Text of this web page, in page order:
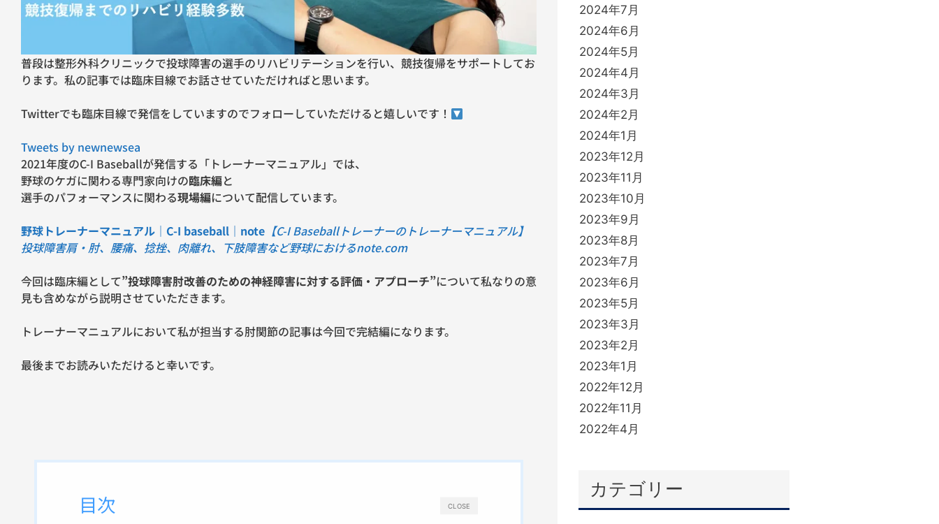
普段は整形外科クリニックで投球障害の選手のリハビリテーションを行い、競技復帰をサポートしてお
ります。私の記事では臨床目線でお話させていただければと思います。
Twitterでも臨床目線で発信をしていますのでフォローしていただけると嬉しいです！
Tweets by newnewsea
2021年度のC-I Baseballが発信する「トレーナーマニュアル」では、
野球のケガに関わる専門家向けの臨床編と
選手のパフォーマンスに関わる現場編について配信しています。
野球トレーナーマニュアル｜C-I baseball｜note 【C-I Baseballトレーナーのトレーナーマニュアル】
投球障害肩・肘、腰痛、捻挫、肉離れ、下肢障害など野球におけるnote.com
今回は臨床編として”投球障害肘改善のための神経障害に対する評価・アプローチ”について私なりの意
見も含めながら説明させていただきます。
トレーナーマニュアルにおいて私が担当する肘関節の記事は今回で完結編になります。
最後までお読みいただけると幸いです。
CLOSE
目次
2024年7月
2024年6月
2024年5月
2024年4月
2024年3月
2024年2月
2024年1月
2023年12月
2023年11月
2023年10月
2023年9月
2023年8月
2023年7月
2023年6月
2023年5月
2023年3月
2023年2月
2023年1月
2022年12月
2022年11月
2022年4月
カテゴリー